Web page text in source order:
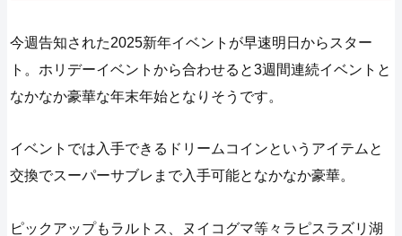
今週告知された2025新年イベントが早速明日からスター
ト。ホリデーイベントから合わせると3週間連続イベントと
なかなか豪華な年末年始となりそうです。
イベントでは入手できるドリームコインというアイテムと
交換でスーパーサブレまで入手可能となかなか豪華。
ピックアップもラルトス、ヌイコグマ等々ラピスラズリ湖